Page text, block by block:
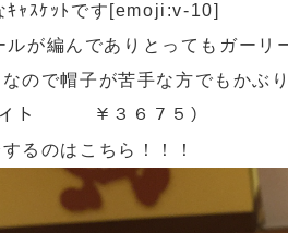
ｷｬｽｹｯﾄです[emoji:v-10]
ルが編んでありとってもガー
ので帽子が苦手な方でもかぶ
イト ￥３６７５）
るのはこちら！！！